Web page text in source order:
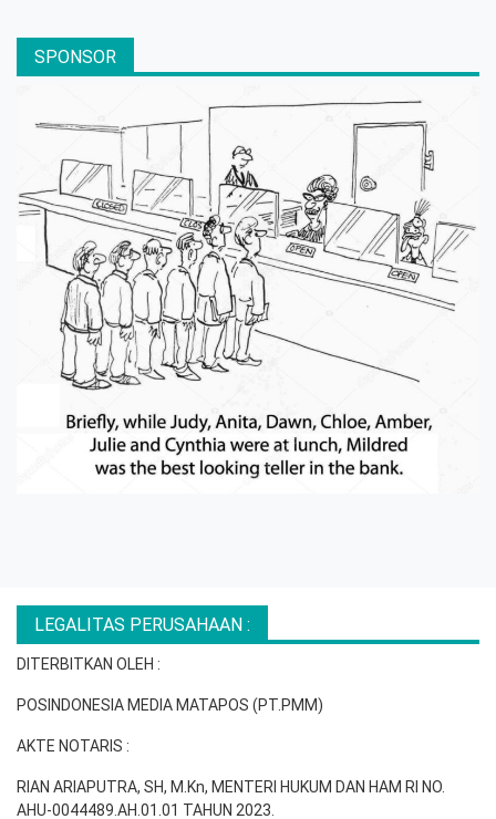
SPONSOR
LEGALITAS PERUSAHAAN :
DITERBITKAN OLEH :
POSINDONESIA MEDIA MATAPOS (PT.PMM)
AKTE NOTARIS :
RIAN ARIAPUTRA, SH, M.Kn, MENTERI HUKUM DAN HAM RI NO.
AHU-0044489.AH.01.01 TAHUN 2023.